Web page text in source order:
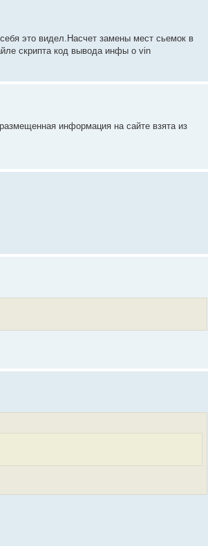
это видел.Насчет замены мест сьемок в
скрипта код вывода инфы о vin
информация на сайте взята из